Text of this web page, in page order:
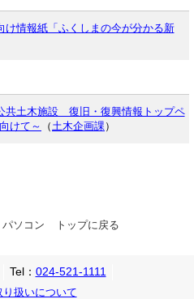
け情報紙「ふくしまの今が分かる新
共土木施設 復旧・復興情報トップペ
けて～
（土木企画課）
パソコン トップに戻る
Tel： 024-521-1111
扱いについて